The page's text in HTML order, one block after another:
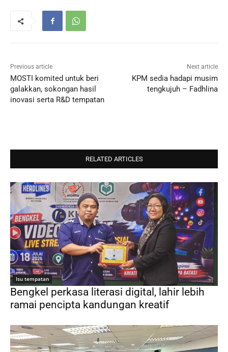
Previous article
MOSTI komited untuk beri
galakkan, sokongan hasil
inovasi serta R&D tempatan
Next article
KPM sedia hadapi musim
tengkujuh – Fadhlina
RELATED ARTICLES
Isu tempatan
Bengkel perkasa literasi digital, lahir lebih
ramai pencipta kandungan kreatif